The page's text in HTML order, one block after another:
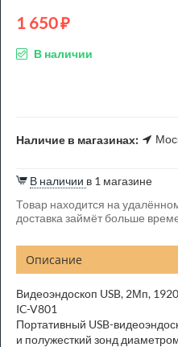
1 650₽
В наличии
Наличие в магазинах:
В наличии в 1 магазине
Товар находится на
доставка займёт больше
Описание
Видеоэндоскоп USB, 2Мп,
IC-V801
Портативный USB-
и полужесткий зонд